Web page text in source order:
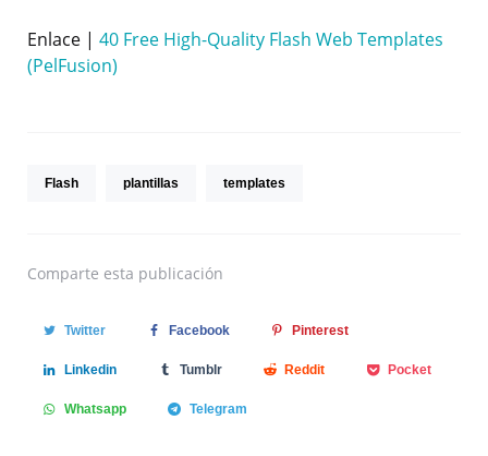
Enlace | 40 Free High-Quality Flash Web Templates
(PelFusion)
Flash plantillas templates
Comparte esta publicación
Twitter Facebook Pinterest
Linkedin Tumblr Reddit Pocket
Whatsapp Telegram